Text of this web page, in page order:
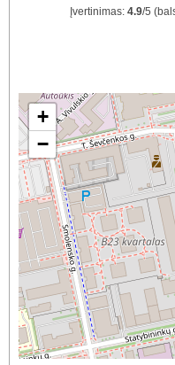
Įvertinimas: 4.9/5
+
−